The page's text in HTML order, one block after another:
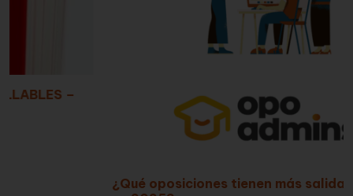
¿Qué oposiciones tienen más salidas laborales